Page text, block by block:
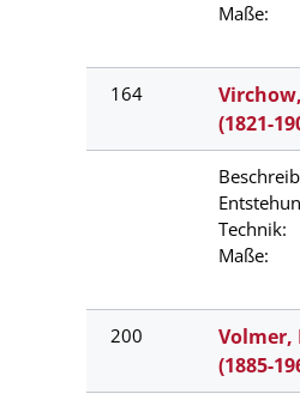
Maße:
164
(1821-
Technik:
Maße:
200
Volmer,
(1885-